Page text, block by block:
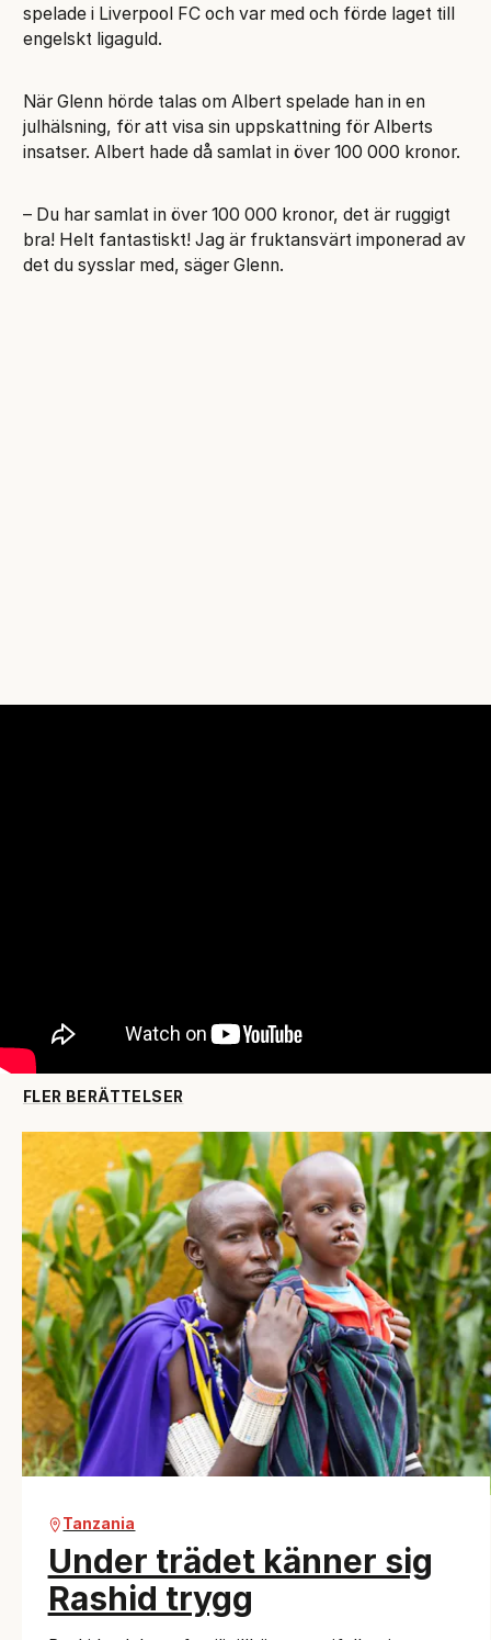
spelade i Liverpool FC och var med och förde laget till
engelskt ligaguld.
När Glenn hörde talas om Albert spelade han in en
julhälsning, för att visa sin uppskattning för Alberts
insatser. Albert hade då samlat in över 100 000 kronor.
– Du har samlat in över 100 000 kronor, det är ruggigt
bra! Helt fantastiskt! Jag är fruktansvärt imponerad av
det du sysslar med, säger Glenn.
FLER BERÄTTELSER
Tanzania
Under trädet känner sig
Rashid trygg